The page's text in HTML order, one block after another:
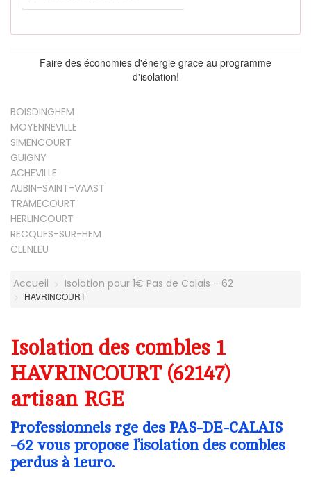
Faire des économies d'énergie grace au programme
d'isolation!
BOISDINGHEM
MOYENNEVILLE
SIMENCOURT
GUIGNY
ACHEVILLE
AUBIN-SAINT-VAAST
TRAMECOURT
HERLINCOURT
RECQUES-SUR-HEM
CLENLEU
Accueil Isolation pour 1€ Pas de Calais - 62
HAVRINCOURT
Isolation des combles 1
HAVRINCOURT (62147)
artisan RGE
Professionnels rge des PAS-DE-CALAIS
-62 vous propose l’isolation des combles
perdus à 1euro.